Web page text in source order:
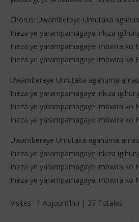
Chorus: Uwambereye Umutaka
Ineza ye yarampamagaye inkiza
Ineza ye yarampamagaye imbwira ko
Ineza ye yarampamagaye imbwira ko
Uwambereye Umutaka agahuma
Ineza ye yarampamagaye inkiza
Ineza ye yarampamagaye imbwira ko
Ineza ye yarampamagaye imbwira ko
Uwambereye Umutaka agahuma
Ineza ye yarampamagaye inkiza
Ineza ye yarampamagaye imbwira ko
Ineza ye yarampamagaye imbwira ko
Visites : 1 Aujourd’hui | 37 Totales